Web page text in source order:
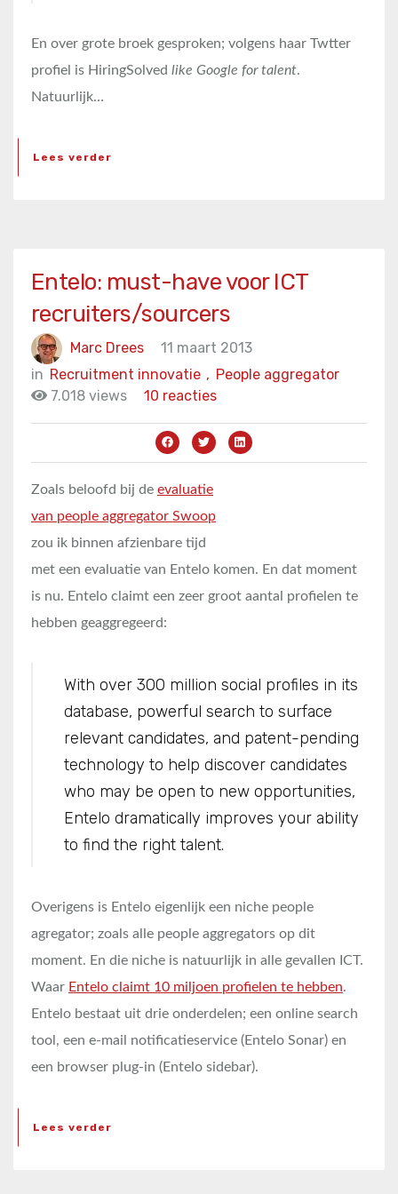
En over grote broek gesproken; volgens haar Twtter
profiel is HiringSolved like Google for talent.
Natuurlijk…
Lees verder
Entelo: must-have voor ICT
recruiters/sourcers
Marc Drees
11 maart 2013
in
People aggregator
Recruitment innovatie ,
7.018 views
10 reacties
Zoals beloofd bij de evaluatie
van people aggregator Swoop
zou ik binnen afzienbare tijd
met een evaluatie van Entelo komen. En dat moment
is nu. Entelo claimt een zeer groot aantal profielen te
hebben geaggregeerd:
With over 300 million social profiles in its
database, powerful search to surface
relevant candidates, and patent-pending
technology to help discover candidates
who may be open to new opportunities,
Entelo dramatically improves your ability
to find the right talent.
Overigens is Entelo eigenlijk een niche people
agregator; zoals alle people aggregators op dit
moment. En die niche is natuurlijk in alle gevallen ICT.
Waar Entelo claimt 10 miljoen profielen te hebben.
Entelo bestaat uit drie onderdelen; een online search
tool, een e-mail notificatieservice (Entelo Sonar) en
een browser plug-in (Entelo sidebar).
Lees verder